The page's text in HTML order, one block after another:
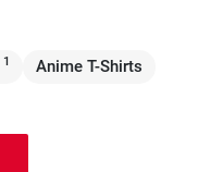
1 Anime T-Shirts